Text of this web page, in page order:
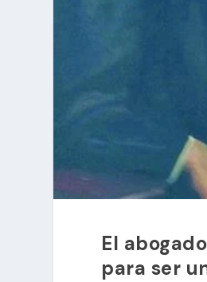
El
para ser